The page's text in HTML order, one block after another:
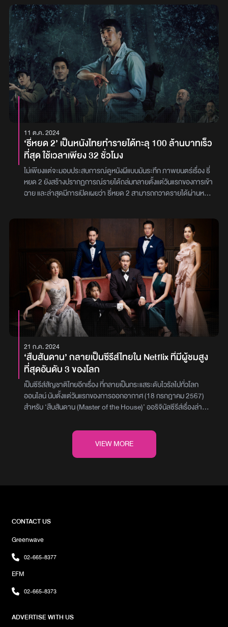
ชมชาวไทยและยังไม่เคยมีใครหยิบมาเล่า ไม่ว่าจะเป็นประเด็นศาสนาในซี
รีส์เรื่อง ‘สาธุ’ และประเด็นของเซ็กซ์ในซีรีส์เรื่อง ‘Doctor Climax ปุจฉา
พาเสียว’เพราะคนไทยกับเรื่องผีเป็นของคู่กัน Netflix ยังเซอร์ไพรส์ผู้ชม
ด้วยการนำเรื่องราวสุดหลอนจาก อังคารคลุมโปง X รายการวิทยุสุด
ฮิตมาเล่าใหม่ในรูปแบบของซีรีส์สยองขวัญเรื่อง ‘อังคารคลุมโปง: เอ็กซ์
ตรีม’ และพาผู้ชมดำดิ่งลงสู่ปมปริศนาชวนขนลุกในซีรีสเรื่อง ‘อย่ากลับ
บ้าน’ พร้อมกันนี้ยังประกาศสร้างภาคแยกของซีรีส์ ‘Bangkok
Breaking มหานครเมืองลวง’ ซึ่งจะมาในเวอร์ชันภาพยนตร์ที่จะเข้มข้น
ขึ้นและระทึกยิ่งขึ้นไปกับฉากบู๊จัดเต็ม โดยใช้ชื่อว่า ‘Bangkok
Breaking: ฝ่านรกเมืองเทวดา’แต่ก่อนหน้านั้น Netflix ขอเปิดปีอย่าง
สดใสด้วยซีรีส์ ‘Ready, Set, Love เกมชนคนโสด’ ผลงานแนวโรแมน
ติกคอเมดี้สีลูกกวาด ที่อาจแฝงความหมายไว้มากกว่าที่คิด ซึ่งพร้อม
สตรีมให้ได้รับชมในกว่า 190 ประเทศทั่วโลกในวันที่ 15 กุมภาพันธ์นี้ที่
Netflix เท่านั้นรอติดตามชมความบันเทิงจัดเต็มจากไอน์อัพคอนเทนต์
ฝีมือคนไทยใน ‘ทีไทย ทีมันส์’ ได้ตลอดทั้งปี 2024 นี้ผ่านทาง
Netflixภาพ : Netflix
การพาผู้ชมไปติดตามการไล่ล่าและแก้แค้นผีชุดดำแบบสุดเดือด โดย
แบรี่ ได้ออกมาขอบคุณไปยังกระแสตอบรับจากผู้ชมทุกคน ในฐานะส่วน
หนึ่งของผลงานชิ้นนี้ นี่เป็นความสำเร็จที่เกินคาดมาก ๆ“ขอบคุณแรง
สนับสนุนภาพยนตร์ ธี่หยด 2 ตั้งแต่หนังฉายคือโร้ดทัวร์ตลอดเลยครับ
รายได้และแรงซัปพอร์ต เราไม่คิดว่าเราจะมาได้เร็วขนาดนี้ ต้องขอ
ขอบคุณคนไทยทุกคนที่ช่วงนี้หันมาสนับสนุนหนังไทย และฝากสนับสนุน
หนังไทยเรื่องอื่น ๆ ด้วย ตอนนี้ก็มีเข้าโรงเยอะแยะมากมาย“เรื่องความ
สำเร็จผมว่าทีมงานก็ไม่คาดคิด คือรายได้ 500 ล้านในภาคแรกใช้เวลา
100 กว่าวัน แต่ภาค 2 แค่ 2 อาทิตย์ก็ทำลายสถิติแล้ว ตอนนี้กำลังคุย
กับผู้ใหญ่เรื่อง ภาค 3 ซึ่งทีแรกยังไม่คิดที่จะทำ แต่เหมือนมีกระแสว่าแฟน
ๆ อยากจะให้ทำ ก็ต้องมารอลุ้นด้วยกันครับว่าจะเป็นยังไง และจะออกมา
เป็นแบบไหน”ภาพยนตร์ ธี่หยด 2 ผลงานการกำกับของ คุ้ย-ทวีวัฒน์
วันทา นำแสดงโดย ณเดชน์ คูกิมิยะ, เดนิส เจลีลชา, จูเนียร์ กาจบัณฑิต,
เฟรนด์ พีระกฤตย์, นีน่า ณัฐชา, เฟรช อริศรา และ ปรเมศร์ น้อยอ่ำ เข้า
ฉายแล้ววันนี้ทุกโรงภาพยนตร์ภาพ : Ch3 Thailand / M Studio
11 ต.ค. 2024
‘ธี่หยด 2’ เป็นหนังไทยทำรายได้ทะลุ 100 ล้านบาทเร็ว
ที่สุด ใช้เวลาเพียง 32 ชั่วโมง
ไม่เพียงแต่จะมอบประสบการณ์ดูหนังผีแบบมันระทึก ภาพยนตร์เรื่อง ธี่
หยด 2 ยังสร้างปรากฏการณ์รายได้ถล่มทลายตั้งแต่วันแรกของการเข้า
ฉาย และล่าสุดมีการเปิดเผยว่า ธี่หยด 2 สามารถกวาดรายได้ผ่านหลัก
หยด 2 ขยับขึ้นแท่นเป็นหนังไทยที่ทำรายได้ทะลุ 100 ล้านบาทได้เร็วที่สุด
โดยใช้เวลาเพียง 32 ชั่วโมงเท่านั้น โดยเริ่มนับรายได้ตั้งแต่เวลา 08.00
น. ของวันที่ 10 ตุลาคม 2567 ซึ่งเป็นวันแรกที่หนังเข้าฉายอย่างเป็น
ทางการในโรงภาพยนตร์ส่วนฟีดแบ็กจากผู้ชมต่างบอกตรงกันว่าสนุก
ตื่นเต้น และระทึกขวัญ โดยเฉพาะสกิลการจัดการผีแบบดุเดือดของ ลุง
ยักษ์ ที่แสดงโดย แบรี่-ณเดชน์ คูกิมิยะ จนมีแฟน ๆ แอบลุ้นว่าหลังจบ
ภาคนี้แล้ว จะมีโอกาสที่ผู้สร้างหยิบเอาเรื่องราวตอนที่ ลุงยักษ์ เป็นทหาร
มาสานต่อความหลอนในภาคใหม่หรือไม่ธี่หยด 2 เข้าฉายแล้ววันนี้ทุก
โรงภาพยนตร์ภาพ : Ch3 Thailand / M Studio
21 ก.ค. 2024
‘สืบสันดาน’ กลายเป็นซีรีส์ไทยใน Netflix ที่มีผู้ชมสูง
ที่สุดอันดับ 3 ของโลก
เป็นซีรีส์สัญชาติไทยอีกเรื่อง ที่กลายเป็นกระแสระดับไวรัลไปทั่วโลก
ออนไลน์ นับตั้งแต่วันแรกของการออกอากาศ (18 กรกฎาคม 2567)
สำหรับ ‘สืบสันดาน (Master of the House)’ ออริจินัลซีรีส์เรื่องล่าสุด
แสดงระดับหัวกะทิของวงการบันเทิงไทยไว้มากมาย ทั้ง บี๋-ธีรพงศ์ เหลียว
รักวงศ์, ญดา-นริลญา กุลมงคลเพชร, ชาย-ชาตโยดม หิรัณยัษฐิติ,
แก๊ป-ธนเวทย์ สิริวัฒน์ธนกุล, คลาวเดีย จักรพันธุ์ ณ อยุธยา, นุส-นุ
สถิติอันยอดเยี่ยมด้วยการเป็นคอนเทนต์บน Netflix ที่มีผู้ชมสูงที่สุดเป็น
จากตัวเลขทางโซนอเมริกาใต้ยอดพุ่งมากครับ ตอนนี้หลายโซนในโลก
ตั้งใจทำงานนี้กันมาก ดีใจที่พวกเราได้มีส่วนผลักดันงานคนไทยให้คนทั่ว
โลกได้ดูงานคุณภาพของไทยเรา ปลื้มครับ ขอบคุณผู้ชมทุกคนที่ช่วยกัน
บังเหียนธุรกิจค้าเพชรอันยิ่งใหญ่ คนร้ายคือใคร คนในครอบครัว หรือ
บ่าวรับใช้ ด้วยความเข้มข้น ซึ่งระดับความเข้มข้นก็ทะยานขึ้นอันดับ 1
ภาพ : Kantana Motion Pictures
VIEW MORE
CONTACT US
Greenwave
02-665-8377
EFM
02-665-8373
ADVERTISE WITH US